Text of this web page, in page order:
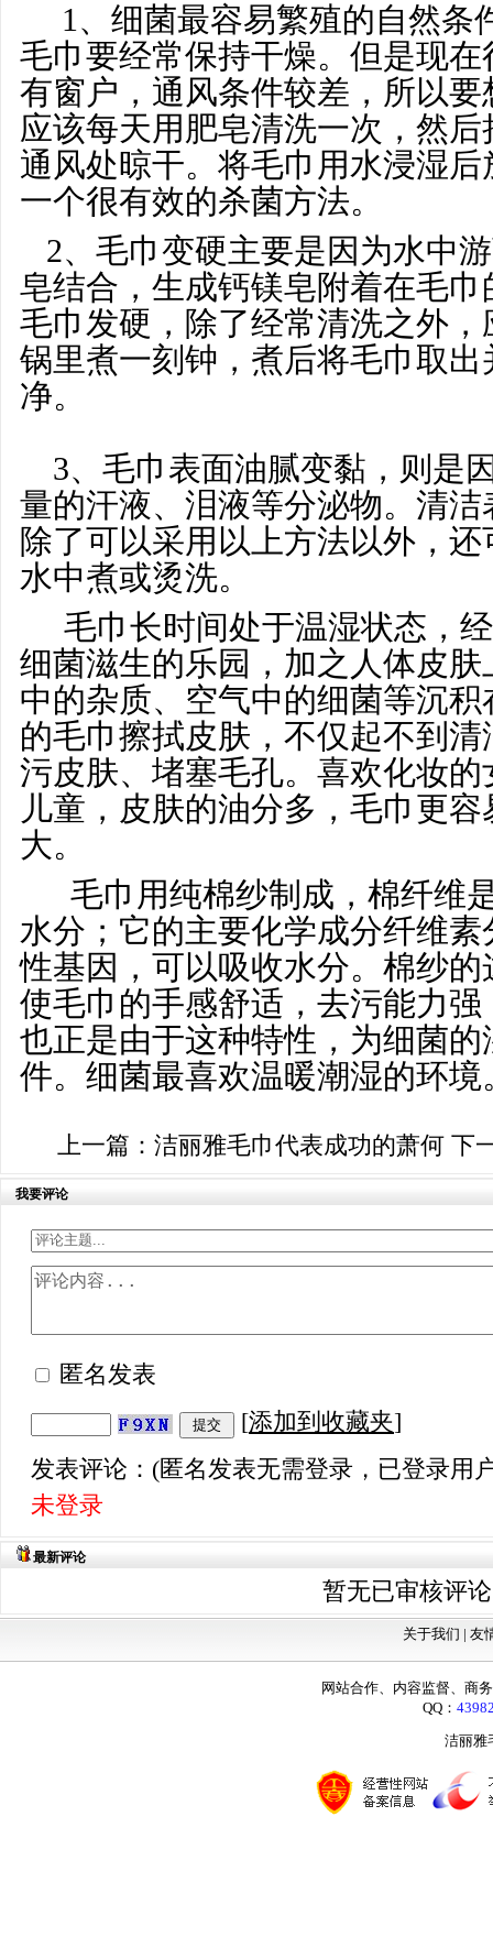
1、细菌最容易繁殖的自然条
毛巾要经常保持干燥。但是现
有窗户，通风条件较差，所以
应该每天用肥皂清洗一次，然
通风处晾干。将毛巾用水浸湿
一个很有效的杀菌方法。
2、毛巾变硬主要是因为水中
皂结合，生成钙镁皂附着在毛
毛巾发硬，除了经常清洗之外
锅里煮一刻钟，煮后将毛巾取
净。
3、毛巾表面油腻变黏，则是
量的汗液、泪液等分泌物。清
除了可以采用以上方法以外，
水中煮或烫洗。
毛巾长时间处于温湿状态，
细菌滋生的乐园，加之人体皮
中的杂质、空气中的细菌等沉
的毛巾擦拭皮肤，不仅起不到
污皮肤、堵塞毛孔。喜欢化妆
儿童，皮肤的油分多，毛巾更
大。
毛巾用纯棉纱制成，棉纤维
水分；它的主要化学成分纤维
性基因，可以吸收水分。棉纱
使毛巾的手感舒适，去污能力
也正是由于这种特性，为细菌
件。细菌最喜欢温暖潮湿的环境
上一篇： 洁丽雅毛巾代表成功的萧何下
我要评论
匿名发表
[添加到收藏夹]
发表评论：(匿名发表无需登录，已登录用
未登录
最新评论
暂无已审核评
关于我们 | 友
网站合作、内容监督、商
QQ：
洁丽雅